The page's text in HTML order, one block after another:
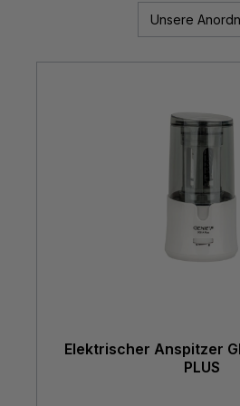
Elektrischer Anspitzer
PLUS